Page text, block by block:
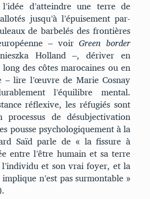
d’atteindre une terre de
jusqu’à l’épuisement par-
de barbelés des frontières
– voir Green border
Holland –, dériver en
des côtes marocaines ou en
– lire l’œuvre de Marie Cosnay
l’équilibre mental.
réflexive, les réfugiés sont
de désubjectivation
pousse psychologiquement à la
Saïd parle de « la fissure à
entre l’être humain et sa terre
et son vrai foyer, et la
n’est pas surmontable »